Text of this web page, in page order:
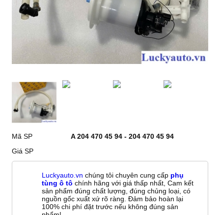
Mã SP
A 204 470 45 94 - 204 470 45 94
Giá SP
Luckyauto.vn chúng tôi chuyên cung cấp phụ
tùng ô tô chính hãng với giá thấp nhất, Cam kết
sản phẩm đúng chất lượng, đúng chủng loại, có
nguồn gốc xuất xứ rõ ràng. Đảm bảo hoàn lại
100% chi phí đặt trước nếu không đúng sản